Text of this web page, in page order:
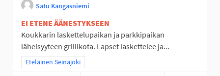
Satu Kangasniemi
EI ETENE ÄÄNESTYKSEEN
Koukkarin laskettelupaikan ja parkkipaikan
läheisyyteen grillikota. Lapset laskettelee ja...
Rajaa tulokset teeman mukaan: Eteläinen Seinäjoki
Eteläinen Seinäjoki